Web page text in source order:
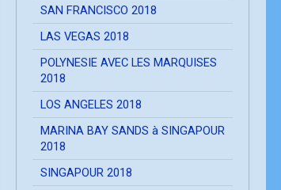
SAN FRANCISCO 2018
LAS VEGAS 2018
POLYNESIE AVEC LES MARQUISES
2018
LOS ANGELES 2018
MARINA BAY SANDS à SINGAPOUR
2018
SINGAPOUR 2018